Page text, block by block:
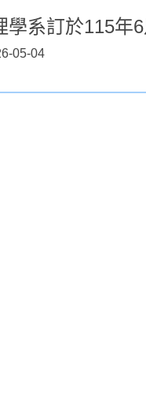
系訂於115年
05-04